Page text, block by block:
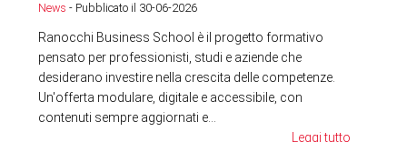
News - Pubblicato il 30-06-2026
Ranocchi Business School è il progetto formativo
pensato per professionisti, studi e aziende che
desiderano investire nella crescita delle competenze.
Un'offerta modulare, digitale e accessibile, con
contenuti sempre aggiornati e...
Leggi tutto